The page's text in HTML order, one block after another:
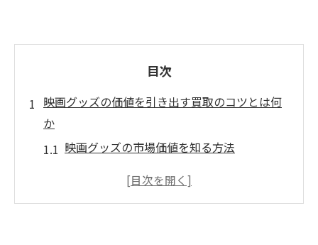
目次
映画グッズの価値を引き出す買取のコツとは何
か
映画グッズの市場価値を知る方法
人気映画グッズの特徴と高価買取の理由